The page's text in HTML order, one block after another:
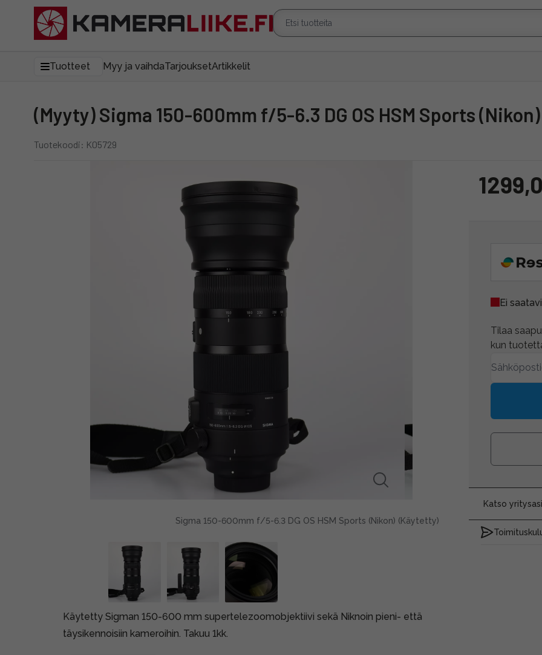
Tuotteet Myy ja vaihdaTarjouksetArtikkelit
(Myyty) Sigma 150-600mm f/5-6.3 DG OS HSM Sports
Tuotekoodi: K05729
Sigma 150-600mm f/5-6.3 DG OS HSM Sports (Nikon) (Käytetty)
Käytetty Sigman 150-600 mm supertelezoomobjektiivi sekä Niknoin pieni- että
täysikennoisiin kameroihin. Takuu 1kk.
Ei
Tilaa
kun
Katso